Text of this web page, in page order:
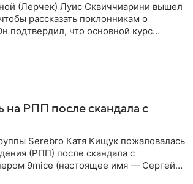
(Лерчек) Луис Сквиччиарини вышел
рассказать поклонникам о
подтвердил, что основной курс
на РПП после скандала с
Serebro Катя Кищук пожаловалась
(РПП) после скандала с
9mice (настоящее имя — Сергей